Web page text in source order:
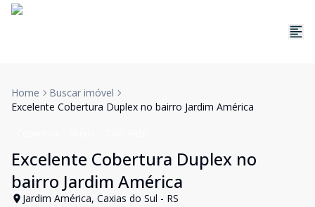
Home
Buscar imóvel
Excelente Cobertura Duplex no bairro Jardim América
Excelente Cobertura Duplex no
bairro Jardim América
Jardim América, Caxias do Sul - RS